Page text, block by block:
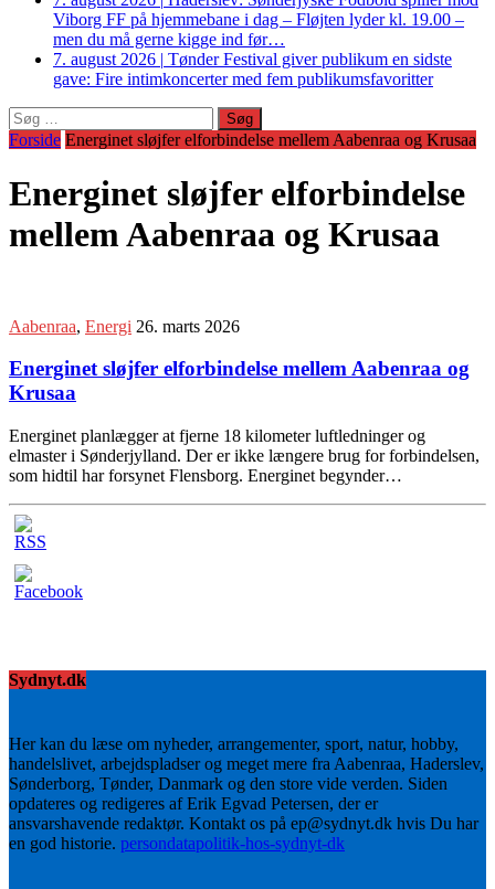
Viborg FF på hjemmebane i dag – Fløjten lyder kl. 19.00 –
men du må gerne kigge ind før…
7. august 2026 | Tønder Festival giver publikum en sidste
gave: Fire intimkoncerter med fem publikumsfavoritter
Søg
efter:
Forside Energinet sløjfer elforbindelse mellem Aabenraa og Krusaa
Energinet sløjfer elforbindelse
mellem Aabenraa og Krusaa
Aabenraa, Energi 26. marts 2026
Energinet sløjfer elforbindelse mellem Aabenraa og
Krusaa
Energinet planlægger at fjerne 18 kilometer luftledninger og
elmaster i Sønderjylland. Der er ikke længere brug for forbindelsen,
som hidtil har forsynet Flensborg. Energinet begynder…
Sydnyt.dk
Her kan du læse om nyheder, arrangementer, sport, natur, hobby,
handelslivet, arbejdspladser og meget mere fra Aabenraa, Haderslev,
Sønderborg, Tønder, Danmark og den store vide verden. Siden
opdateres og redigeres af Erik Egvad Petersen, der er
ansvarshavende redaktør. Kontakt os på ep@sydnyt.dk hvis Du har
en god historie. persondatapolitik-hos-sydnyt-dk